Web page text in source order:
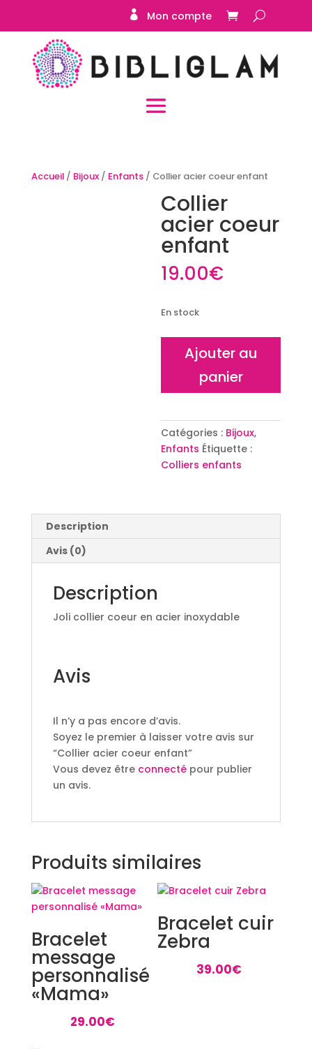
Mon compte
Accueil/ Bijoux/ Enfants/ Collier acier coeur enfant
Collier
acier coeur
enfant
19.00€
En stock
quantité
acier
enfant
Ajouter au
panier
Catégories : Bijoux,
Enfants Étiquette :
Colliers enfants
Description
Avis (0)
Description
Joli collier coeur en acier inoxydable
Avis
Il n’y a pas encore d’avis.
Soyez le premier à laisser votre avis sur
“Collier acier coeur enfant”
Vous devez être connectépour publier
un avis.
Produits similaires
Bracelet
message
personnalisé
«Mama»
29.00€
Bracelet cuir
Zebra
39.00€